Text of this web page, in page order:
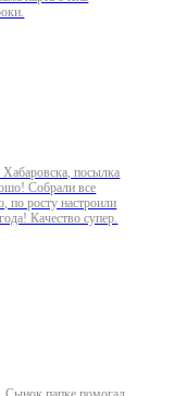
Хабаровска, посылка
Собрали все
по росту настроили
Качество супер.